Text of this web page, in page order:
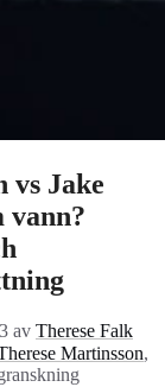
vs Jake
vann?
av Therese Falk
Martinsson,